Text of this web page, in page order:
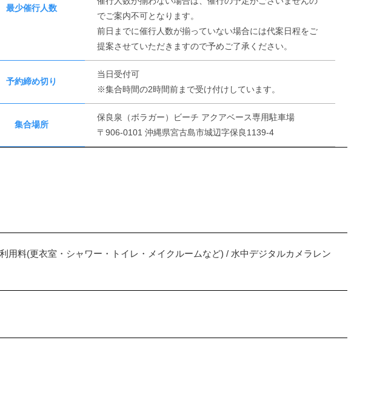
最少催行人数
でご案内不可となります。
前日までに催行人数が揃っていない場合には代案日程をご
提案させていただきますので予めご了承ください。
予約締め切り
当日受付可
※集合時間の2時間前まで受け付けしています。
集合場所
保良泉（ボラガー）ビーチ アクアベース専用駐車場
〒906-0101 沖縄県宮古島市城辺字保良1139-4
用料(更衣室・シャワー・トイレ・メイクルームなど) / 水中デジタルカメラレン